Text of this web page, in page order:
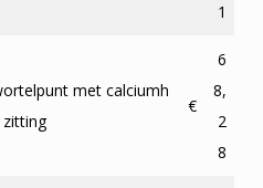
1
met calciumh
zitting
€
6
8,
2
8